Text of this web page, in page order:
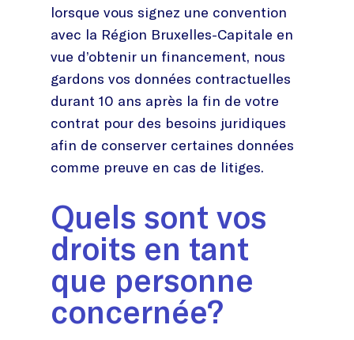
lorsque vous signez une convention
avec la Région Bruxelles-Capitale en
vue d’obtenir un financement, nous
gardons vos données contractuelles
durant 10 ans après la fin de votre
contrat pour des besoins juridiques
afin de conserver certaines données
comme preuve en cas de litiges.
Quels sont vos
droits en tant
que personne
concernée?